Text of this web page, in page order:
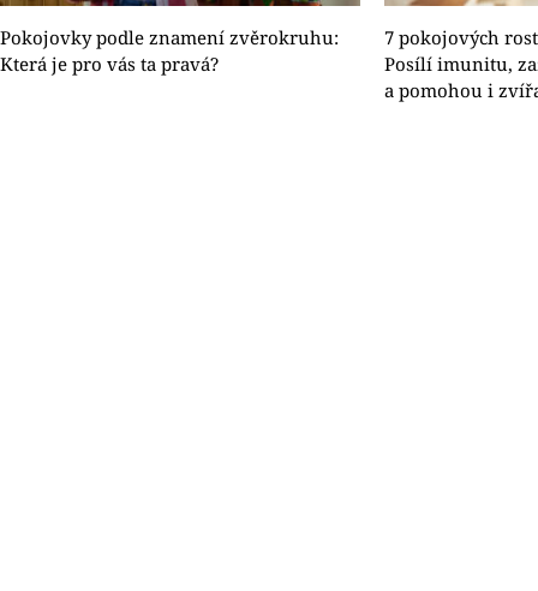
Pokojovky podle znamení zvěrokruhu:
Která je pro vás ta pravá?
7 pokojových
Posílí imunitu,
a pomohou i